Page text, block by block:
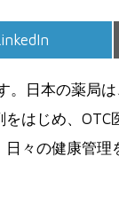
日本の薬局は
はじめ、OTC
々の健康管